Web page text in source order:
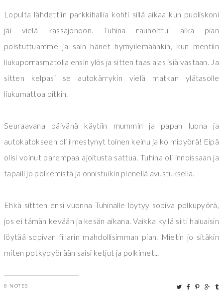
Lopulta lähdettiin parkkihallia kohti sillä aikaa kun puoliskoni
jäi vielä kassajonoon. Tuhina rauhoittui aika pian
poistuttuamme ja sain hänet hymyilemäänkin, kun mentiin
liukuporrasmatolla ensin ylös ja sitten taas alas isiä vastaan. Ja
sitten kelpasi se autokärrykin vielä matkan ylätasolle
liukumattoa pitkin.
Seuraavana päivänä käytiin mummin ja papan luona ja
autokatokseen oli ilmestynyt toinen keinu ja kolmipyörä! Eipä
olisi voinut parempaa ajoitusta sattua. Tuhina oli innoissaan ja
tapaili jo polkemista ja onnistuikin pienellä avustuksella.
Ehkä sittten ensi vuonna Tuhinalle löytyy sopiva polkupyörä,
jos ei tämän kevään ja kesän aikana. Vaikka kyllä silti haluaisin
löytää sopivan fillarin mahdollisimman pian. Mietin jo sitäkin
miten potkypyörään saisi ketjut ja polkimet...
8 NOTES